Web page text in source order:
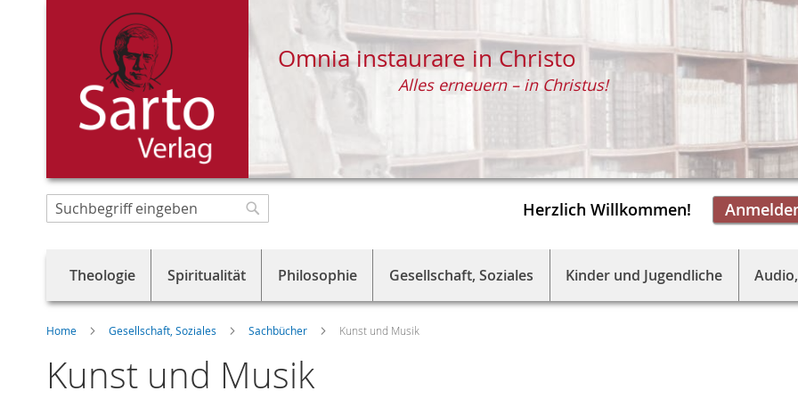
Direkt
zum
Herzlich Willkommen!
Omnia instaurare in Christo
Alles erneuern – in Christus!
Suche
Theologie Spiritualität Philosophie Gesellschaft, Soziales Kinder und Jugendliche
Home Gesellschaft, Soziales Sachbücher Kunst und Musik
Kunst und Musik